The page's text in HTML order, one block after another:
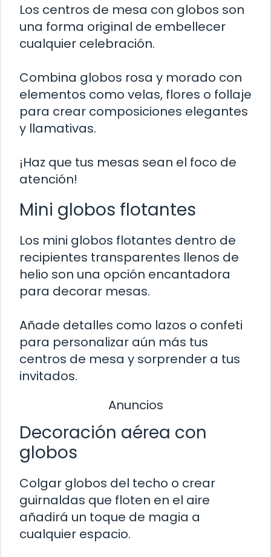
Los centros de mesa con globos son
una forma original de embellecer
cualquier celebración.
Combina globos rosa y morado con
elementos como velas, flores o follaje
para crear composiciones elegantes
y llamativas.
¡Haz que tus mesas sean el foco de
atención!
Mini globos flotantes
Los mini globos flotantes dentro de
recipientes transparentes llenos de
helio son una opción encantadora
para decorar mesas.
Añade detalles como lazos o confeti
para personalizar aún más tus
centros de mesa y sorprender a tus
invitados.
Anuncios
Decoración aérea con
globos
Colgar globos del techo o crear
guirnaldas que floten en el aire
añadirá un toque de magia a
cualquier espacio.